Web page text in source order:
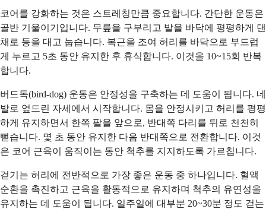
코어를 강화하는 것은 스트레칭만큼 중요합니다. 간단한 운동은
골반 기울이기입니다. 무릎을 구부리고 발을 바닥에 평평하게 댄
채로 등을 대고 눕습니다. 복근을 조여 허리를 바닥으로 부드럽
게 누르고 5초 동안 유지한 후 휴식합니다. 이것을 10~15회 반복
합니다.
버드독(bird-dog) 운동은 안정성을 구축하는 데 도움이 됩니다. 네
발로 엎드린 자세에서 시작합니다. 몸을 안정시키고 허리를 평평
하게 유지하면서 한쪽 팔을 앞으로, 반대쪽 다리를 뒤로 천천히
뻗습니다. 몇 초 동안 유지한 다음 반대쪽으로 전환합니다. 이것
은 코어 근육이 움직이는 동안 척추를 지지하도록 가르칩니다.
걷기는 허리에 전반적으로 가장 좋은 운동 중 하나입니다. 혈액
순환을 촉진하고 근육을 활동적으로 유지하며 척추의 유연성을
유지하는 데 도움이 됩니다. 일주일에 대부분 20~30분 정도 걷는